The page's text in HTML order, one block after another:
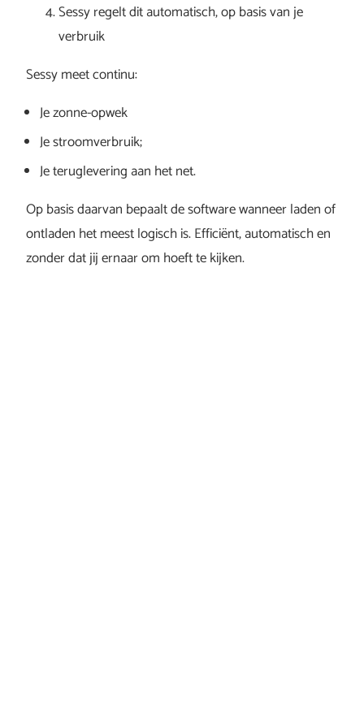
Sessy regelt dit automatisch, op basis van je
verbruik
Sessy meet continu:
Je zonne-opwek
Je stroomverbruik;
Je teruglevering aan het net.
Op basis daarvan bepaalt de software wanneer laden of
ontladen het meest logisch is. Efficiënt, automatisch en
zonder dat jij ernaar om hoeft te kijken.